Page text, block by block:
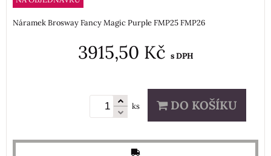
Náramek Brosway Fancy Magic Purple FMP25 FMP26
3915,50 Kč s DPH
ks DO KOŠÍKU